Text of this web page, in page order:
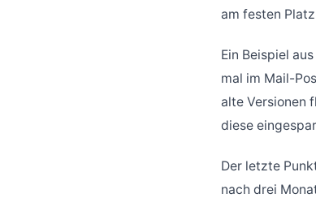
am festen
Ein Beispiel
mal im Mail-
alte Versionen
diese
Der letzte
nach drei